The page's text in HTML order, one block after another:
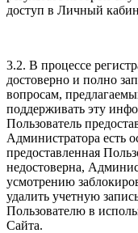
доступ в Личный
3.2. В процессе
достоверно и полно
вопросам,
поддерживать эту
Пользователь
Администратора есть
предоставленная
недостоверна,
усмотрению
удалить учетную
Пользователю в
Сайта.